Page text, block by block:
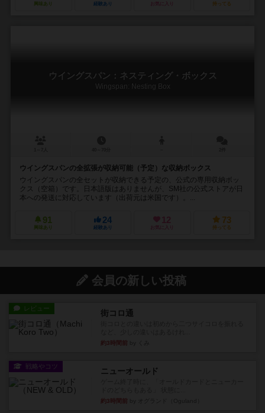
興味あり 経験あり お気に入り 持ってる
ウイングスパン：ネスティング・ボックス
Wingspan: Nesting Box
ウイングスパンの全拡張が収納可能（予定）な収納ボックス
ウイングスパンの全セットが収納できる予定の、公式の専用収納ボッ
クス（空箱）です。日本語版はありませんが、SM社の公式ストアが日
本への発送に対応しています（出荷元は米国です）。...
91
興味あり
24
経験あり
12
お気に入り
73
持ってる
会員の新しい投稿
レビュー 街コロ通
約3時間前
戦略やコツ ニューオールド
約3時間前